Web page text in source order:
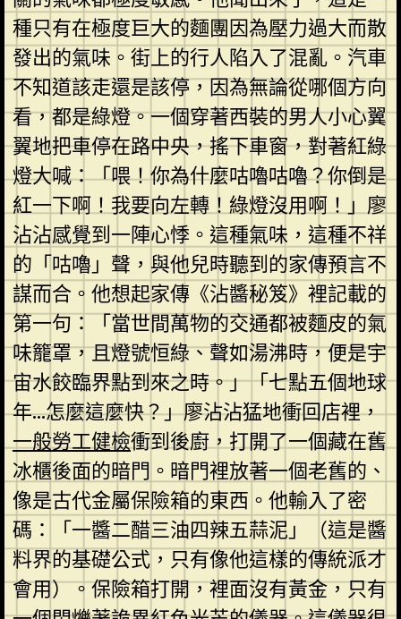
種只有在極度巨大的麵團因為壓力過大而散
發出的氣味。街上的行人陷入了混亂。汽車
不知道該走還是該停，因為無論從哪個方向
看，都是綠燈。一個穿著西裝的男人小心翼
翼地把車停在路中央，搖下車窗，對著紅綠
燈大喊：「喂！你為什麼咕嚕咕嚕？你倒是
紅一下啊！我要向左轉！綠燈沒用啊！」廖
沾沾感覺到一陣心悸。這種氣味，這種不祥
的「咕嚕」聲，與他兒時聽到的家傳預言不
謀而合。他想起家傳《沾醬秘笈》裡記載的
第一句：「當世間萬物的交通都被麵皮的氣
味籠罩，且燈號恒綠、聲如湯沸時，便是宇
宙水餃臨界點到來之時。」「七點五個地球
年…怎麼這麼快？」廖沾沾猛地衝回店裡，
一般勞工健檢衝到後廚，打開了一個藏在舊
冰櫃後面的暗門。暗門裡放著一個老舊的、
像是古代金屬保險箱的東西。他輸入了密
碼：「一醬二醋三油四辣五蒜泥」（這是醬
料界的基礎公式，只有像他這樣的傳統派才
會用）。保險箱打開，裡面沒有黃金，只有